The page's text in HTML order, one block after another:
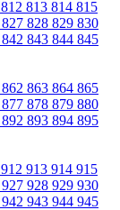
812 813 814 815
827 828 829 830
842 843 844 845
862 863 864 865
877 878 879 880
892 893 894 895
912 913 914 915
927 928 929 930
942 943 944 945